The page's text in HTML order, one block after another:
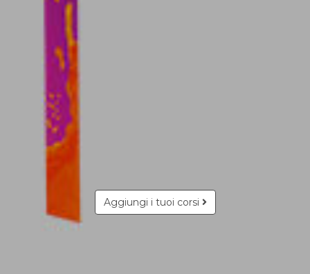
Aggiungi i tuoi corsi